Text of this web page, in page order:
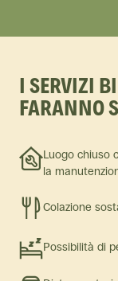
I SERVIZI
FARANNO
Luogo chiuso
la
Colazione
Possibilità di